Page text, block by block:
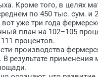
Кроме того, в целях
по 450 тыс. сум. и
уже три года
план на 102–105
процентов.
производства
В результате